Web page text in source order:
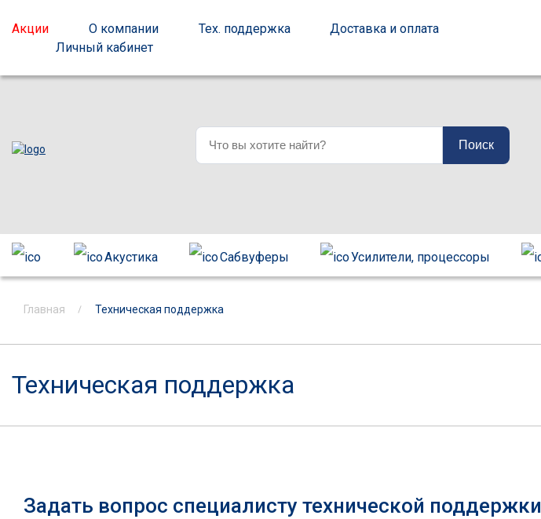
Акции О компании Тех. поддержка
Доставка и оплата
Личный кабинет
Поиск
Акустика Сабвуферы Усилители, процессоры
Главная Техническая поддержка
Техническая поддержка
Задать вопрос специалисту технической поддержки